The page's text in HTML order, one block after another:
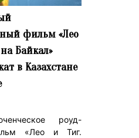
фильм «Лео
Байкал»
в Казахстане
роуд-
«Лео и Тиг.